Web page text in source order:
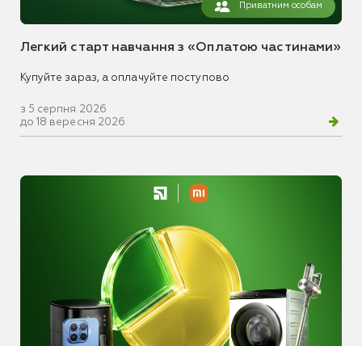
Приватним особам
Легкий старт навчання з «Оплатою частинами»
Купуйте зараз, а оплачуйте поступово
з 5 серпня 2026
до 18 вересня 2026